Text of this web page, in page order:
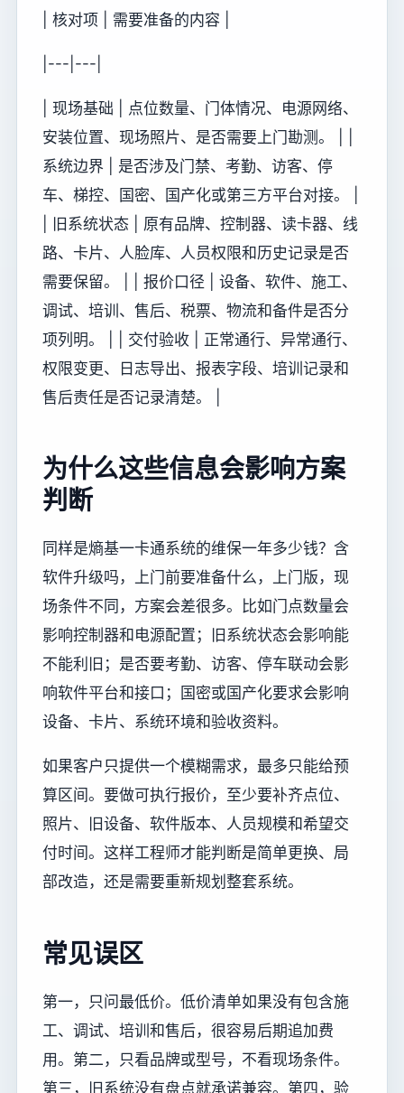
| 核对项 | 需要准备的内容 |
|---|---|
| 现场基础 | 点位数量、门体情况、电源网络、
安装位置、现场照片、是否需要上门勘测。 | |
系统边界 | 是否涉及门禁、考勤、访客、停
车、梯控、国密、国产化或第三方平台对接。 |
| 旧系统状态 | 原有品牌、控制器、读卡器、线
路、卡片、人脸库、人员权限和历史记录是否
需要保留。 | | 报价口径 | 设备、软件、施工、
调试、培训、售后、税票、物流和备件是否分
项列明。 | | 交付验收 | 正常通行、异常通行、
权限变更、日志导出、报表字段、培训记录和
售后责任是否记录清楚。 |
为什么这些信息会影响方案
判断
同样是熵基一卡通系统的维保一年多少钱？含
软件升级吗，上门前要准备什么，上门版，现
场条件不同，方案会差很多。比如门点数量会
影响控制器和电源配置；旧系统状态会影响能
不能利旧；是否要考勤、访客、停车联动会影
响软件平台和接口；国密或国产化要求会影响
设备、卡片、系统环境和验收资料。
如果客户只提供一个模糊需求，最多只能给预
算区间。要做可执行报价，至少要补齐点位、
照片、旧设备、软件版本、人员规模和希望交
付时间。这样工程师才能判断是简单更换、局
部改造，还是需要重新规划整套系统。
常见误区
第一，只问最低价。低价清单如果没有包含施
工、调试、培训和售后，很容易后期追加费
用。第二，只看品牌或型号，不看现场条件。
第三，旧系统没有盘点就承诺兼容。第四，验